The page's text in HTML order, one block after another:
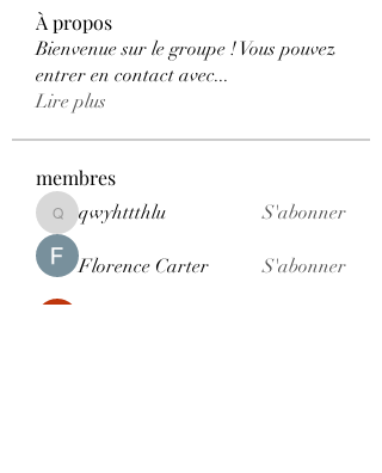
À propos
Bienvenue sur le groupe ! Vous pouvez
entrer en contact avec...
Lire plus
membres
qwyhttthlu
qwyhttthlu S'abonner
Florence Carter S'abonner